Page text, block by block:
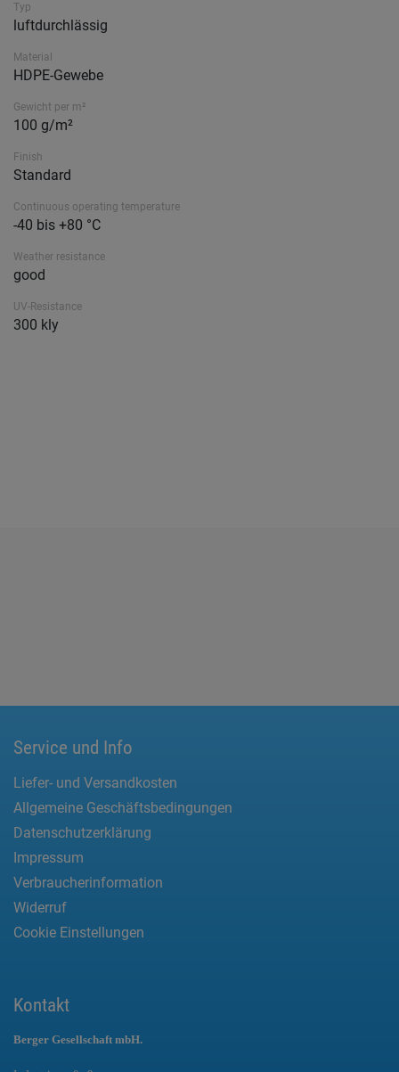
Typ
luftdurchlässig
Material
HDPE-Gewebe
Gewicht per m²
100 g/m²
Finish
Standard
Continuous operating temperature
-40 bis +80 °C
Weather resistance
good
UV-Resistance
300 kly
Service und Info
Liefer- und Versandkosten
Allgemeine Geschäftsbedingungen
Datenschutzerklärung
Impressum
Verbraucherinformation
Widerruf
Cookie Einstellungen
Kontakt
Berger Gesellschaft mbH.